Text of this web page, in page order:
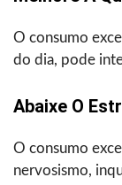
O consumo
do dia, pode
Abaixe O
O consumo
nervosismo,